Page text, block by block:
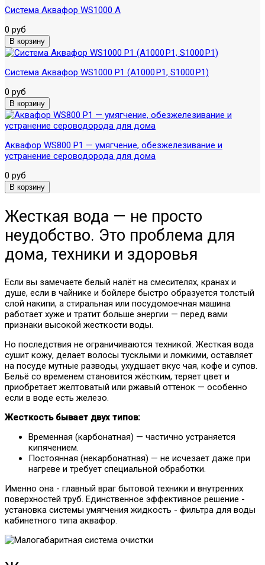
Система Аквафор WS1000 A
0 руб
Система Аквафор WS1000 P1 (А1000 P1, S1000 P1)
0 руб
Аквафор WS800 P1 — умягчение, обезжелезивание и
устранение сероводорода для дома
0 руб
Жесткая вода — не просто
неудобство. Это проблема для
дома, техники и здоровья
Если вы замечаете белый налёт на смесителях, кранах и
душе, если в чайнике и бойлере быстро образуется толстый
слой накипи, а стиральная или посудомоечная машина
работает хуже и тратит больше энергии — перед вами
признаки высокой жесткости воды.
Но последствия не ограничиваются техникой. Жесткая вода
сушит кожу, делает волосы тусклыми и ломкими, оставляет
на посуде мутные разводы, ухудшает вкус чая, кофе и супов.
Бельё со временем становится жёстким, теряет цвет и
приобретает желтоватый или ржавый оттенок — особенно
если в воде есть железо.
Жесткость бывает двух типов:
Временная (карбонатная) — частично устраняется
кипячением.
Постоянная (некарбонатная) — не исчезает даже при
нагреве и требует специальной обработки.
Именно она - главный враг бытовой техники и внутренних
поверхностей труб. Единственное эффективное решение -
установка системы умягчения жидкость - фильтра для воды
кабинетного типа аквафор.